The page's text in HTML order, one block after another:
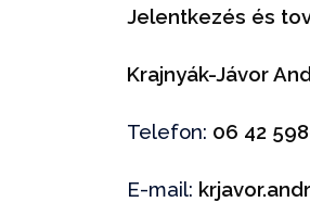
Jelentkezés és
Krajnyák-Jávor
Telefon: 06 42
E-mail: